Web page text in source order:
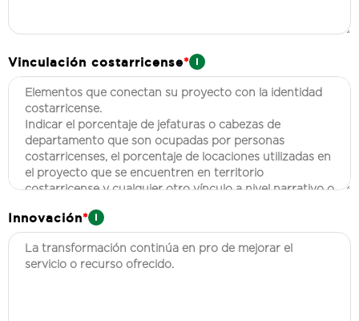
Vinculación costarricense*
Innovación*